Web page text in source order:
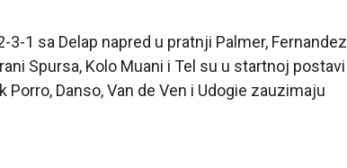
1 sa Delap napred u pratnji Palmer, Fernandez
Spursa, Kolo Muani i Tel su u startnoj postavi
Danso, Van de Ven i Udogie zauzimaju